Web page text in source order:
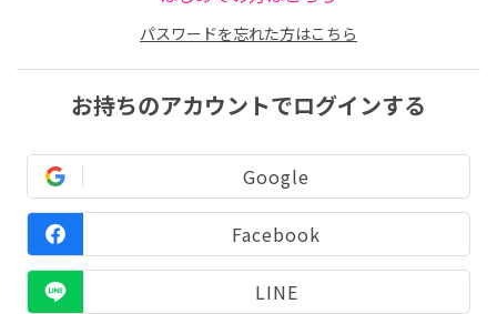
パスワードを忘れた方はこちら
お持ちのアカウントでログインする
Google
Facebook
LINE